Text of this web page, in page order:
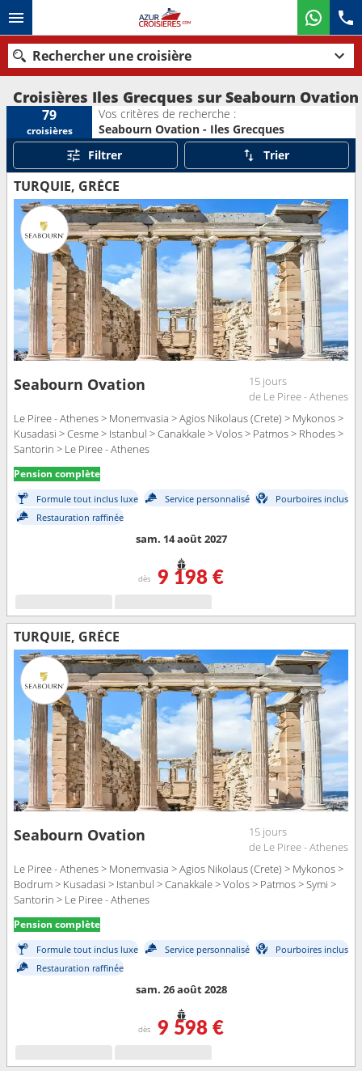
Rechercher une croisière
Nos destinations
Mois de départ
Ports Compagnies
Rechercher
Croisières Iles Grecques sur Seabourn Ovation
79
croisières
Vos critères de recherche :
Seabourn Ovation - Iles Grecques
Filtrer
Trier
TURQUIE, GRÈCE
Seabourn Ovation
15 jours
de Le Piree - Athenes
Le Piree - Athenes > Monemvasia > Agios Nikolaus (Crete) > Mykonos >
Kusadasi > Cesme > Istanbul > Canakkale > Volos > Patmos > Rhodes >
Santorin > Le Piree - Athenes
Pension complète
Formule tout inclus luxe Service personnalisé
Pourboires inclus
Restauration raffinée
sam. 14 août 2027
dès 9 198 €
TURQUIE, GRÈCE
Seabourn Ovation
15 jours
de Le Piree - Athenes
Le Piree - Athenes > Monemvasia > Agios Nikolaus (Crete) > Mykonos >
Bodrum > Kusadasi > Istanbul > Canakkale > Volos > Patmos > Symi >
Santorin > Le Piree - Athenes
Pension complète
Formule tout inclus luxe Service personnalisé
Pourboires inclus
Restauration raffinée
sam. 26 août 2028
dès 9 598 €